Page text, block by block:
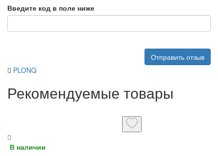
Введите код в поле ниже
Отправить отзыв
PLONQ
Рекомендуемые товары
В наличии